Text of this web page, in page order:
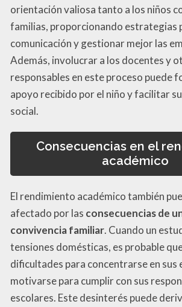
orientación valiosa tanto a los niños
familias, proporcionando estrategias
comunicación y gestionar mejor las
Además, involucrar a los docentes y
responsables en este proceso puede
apoyo recibido por el niño y facilitar
social.
Consecuencias en el
académico
El rendimiento académico también
afectado por las consecuencias de
convivencia familiar. Cuando un
tensiones domésticas, es probable
dificultades para concentrarse en sus
motivarse para cumplir con sus
escolares. Este desinterés puede